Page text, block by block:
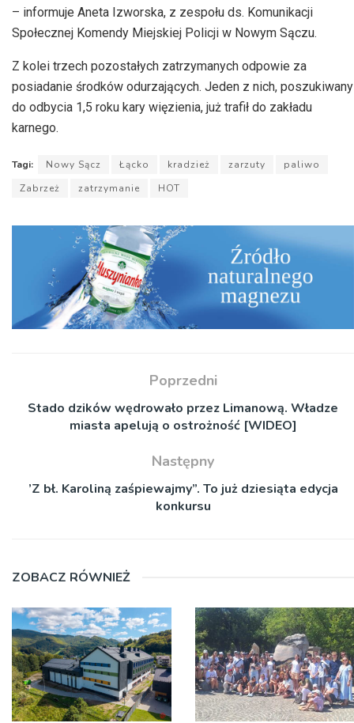
– informuje Aneta Izworska, z zespołu ds. Komunikacji
Społecznej Komendy Miejskiej Policji w Nowym Sączu.
Z kolei trzech pozostałych zatrzymanych odpowie za
posiadanie środków odurzających. Jeden z nich, poszukiwany
do odbycia 1,5 roku kary więzienia, już trafił do zakładu
karnego.
Tagi: Nowy Sącz Łącko kradzież zarzuty
paliwo
Zabrzeż
zatrzymanie HOT
Poprzedni
Stado dzików wędrowało przez Limanową. Władze
miasta apelują o ostrożność [WIDEO]
Następny
’Z bł. Karoliną zaśpiewajmy”. To już dziesiąta edycja
konkursu
ZOBACZ RÓWNIEŻ